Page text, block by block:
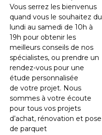
Vous serrez les bienvenus
quand vous le souhaitez du
lundi au samedi de 10h à
19h pour obtenir les
meilleurs conseils de nos
spécialistes, ou prendre un
rendez-vous pour une
étude personnalisée
de votre projet. Nous
sommes à votre écoute
pour tous vos projets
d’achat, rénovation et pose
de parquet